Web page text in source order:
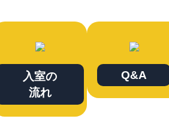
入室の
流れ
Q&A